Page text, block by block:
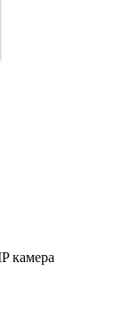
камера